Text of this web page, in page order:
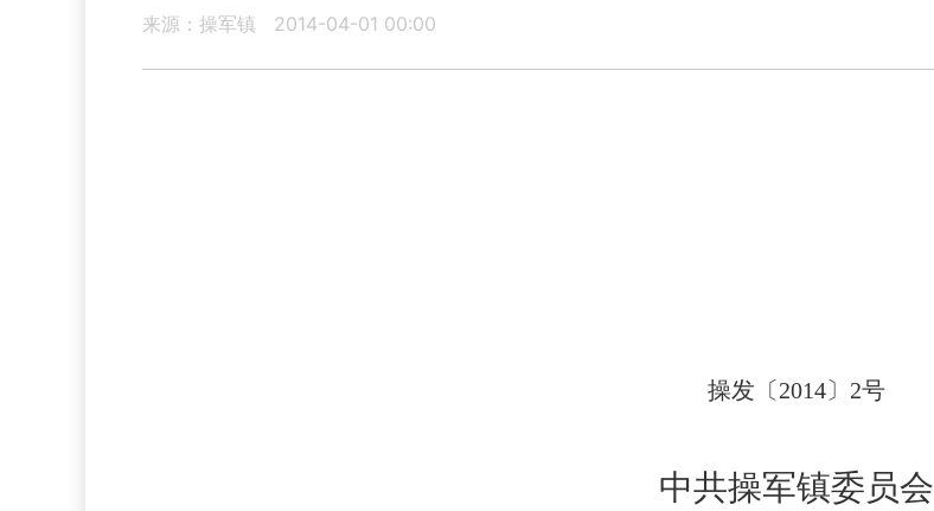
来源：操军镇 2014-04-01 00:00
操发〔 2014〕 2号
中共操军镇委员会